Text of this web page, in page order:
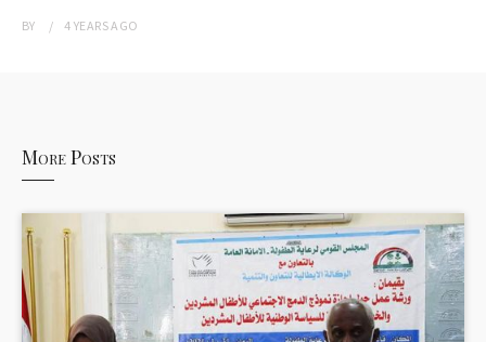
BY 4 YEARSAGO
More Posts